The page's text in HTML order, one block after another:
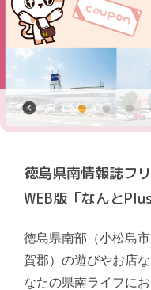
徳島県南情報誌フ
WEB版「なんとPlus
徳島県南部（小松島
賀郡）の遊びやお店
なたの県南ライフに